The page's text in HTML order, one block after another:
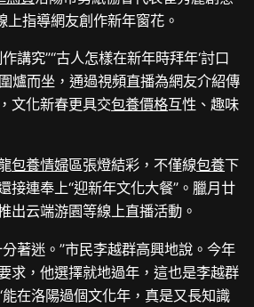
上指導網友創作新年窗花。
講究”“古人怎樣在新年時拜年‘討口
爐而坐，通過視頻直播為網友介紹傳
文化新春更具交包養價格互性、趣味
包養情婦區張燈結彩，不僅線包養下
接連奉上“迎新年文化大餐”。臘月廿
出云端游園等線上直播活動。
著迷。”市民李越群高興地說。今年
求，他選擇就地過年，這也是李越群
在洛陽過個文化年，真是又長知識